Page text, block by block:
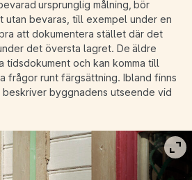
ursprunglig målning, bör
utan bevaras, till exempel under en
att dokumentera stället där det
det översta lagret. De äldre
tidsdokument och kan komma till
frågor runt färgsättning. Ibland finns
byggnadens utseende vid